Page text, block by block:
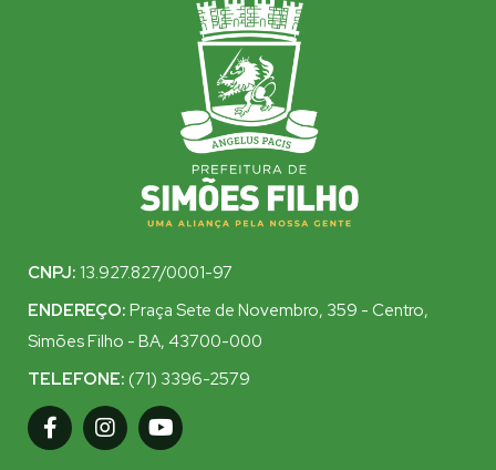
CNPJ: 13.927.827/0001-97
ENDEREÇO: Praça Sete de Novembro, 359 - Centro,
Simões Filho - BA, 43700-000
TELEFONE: (71) 3396-2579